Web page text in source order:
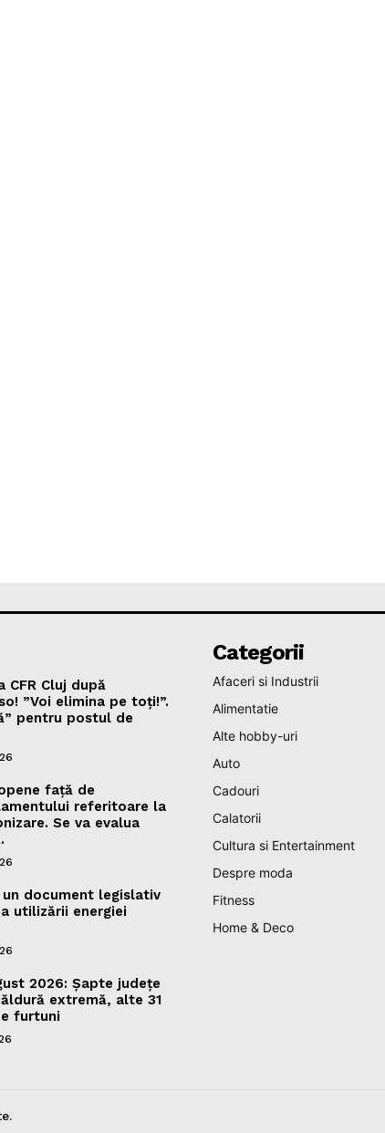
CFR Cluj după
”Voi elimina pe toți!”.
pentru postul de
față de
referitoare la
Se va evalua
document legislativ
utilizării energiei
2026: Șapte județe
extremă, alte 31
furtuni
Categorii
Afaceri si Industrii
Alimentatie
Alte hobby-uri
Auto
Cadouri
Calatorii
Cultura si Entertainment
Despre moda
Fitness
Home & Deco